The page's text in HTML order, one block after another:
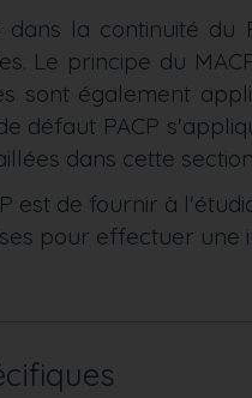
dans la continuité
Le principe du
sont également
défaut PACP
dans cette
est de fournir à
pour effectuer